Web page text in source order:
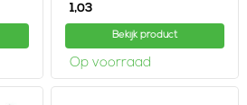
1,03
Bekijk product
Op voorraad